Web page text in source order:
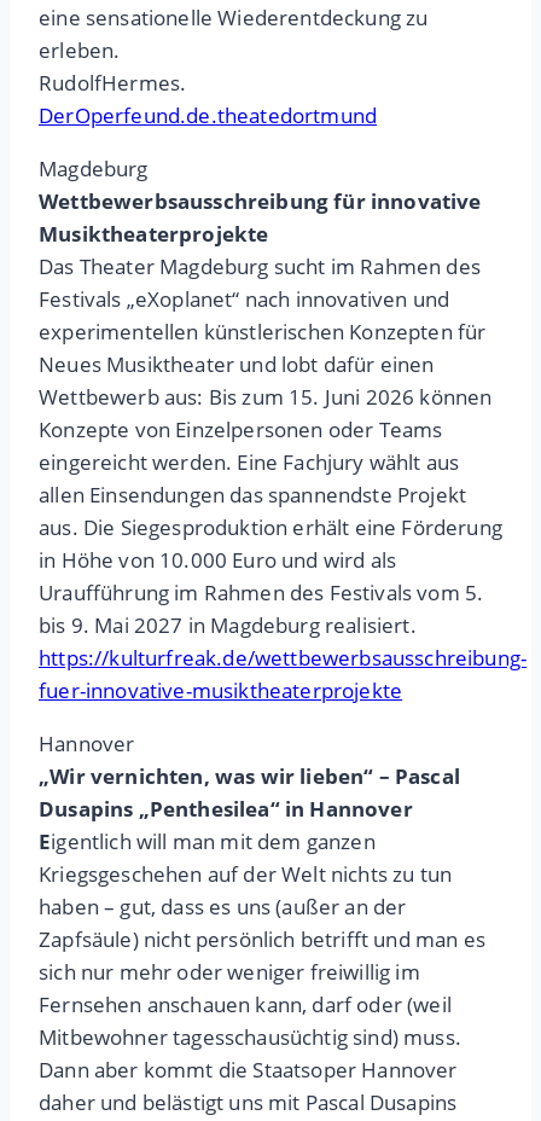
eine sensationelle Wiederentdeckung zu
erleben.
RudolfHermes.
DerOperfeund.de.theatedortmund
Magdeburg
Wettbewerbsausschreibung für innovative
Musiktheaterprojekte
Das Theater Magdeburg sucht im Rahmen des
Festivals „eXoplanet“ nach innovativen und
experimentellen künstlerischen Konzepten für
Neues Musiktheater und lobt dafür einen
Wettbewerb aus: Bis zum 15. Juni 2026 können
Konzepte von Einzelpersonen oder Teams
eingereicht werden. Eine Fachjury wählt aus
allen Einsendungen das spannendste Projekt
aus. Die Siegesproduktion erhält eine Förderung
in Höhe von 10.000 Euro und wird als
Uraufführung im Rahmen des Festivals vom 5.
bis 9. Mai 2027 in Magdeburg realisiert.
https://kulturfreak.de/wettbewerbsausschreibung-
fuer-innovative-musiktheaterprojekte
Hannover
„Wir vernichten, was wir lieben“ – Pascal
Dusapins „Penthesilea“ in Hannover
Eigentlich will man mit dem ganzen
Kriegsgeschehen auf der Welt nichts zu tun
haben – gut, dass es uns (außer an der
Zapfsäule) nicht persönlich betrifft und man es
sich nur mehr oder weniger freiwillig im
Fernsehen anschauen kann, darf oder (weil
Mitbewohner tagesschausüchtig sind) muss.
Dann aber kommt die Staatsoper Hannover
daher und belästigt uns mit Pascal Dusapins